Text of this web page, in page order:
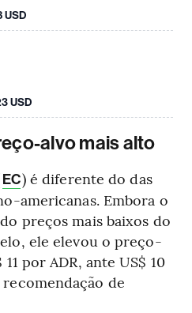
USD
USD
alvo mais alto
EC) é diferente do das
americanas. Embora o
preços mais baixos do
ele elevou o preço-
por ADR, ante US$ 10
de